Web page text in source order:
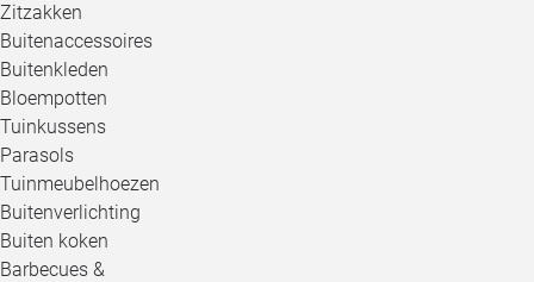
Zitzakken
Buitenaccessoires
Buitenkleden
Bloempotten
Tuinkussens
Parasols
Tuinmeubelhoezen
Buitenverlichting
Buiten koken
Barbecues &